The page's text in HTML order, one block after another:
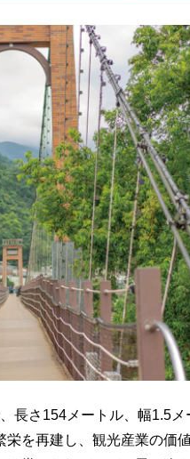
長さ154メートル、幅1.5
栄を再建し、観光産業の価